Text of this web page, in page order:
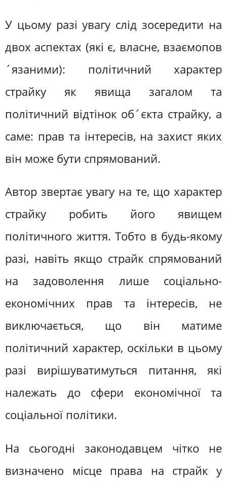
У цьому разі увагу слід зосередити на
двох аспектах (які є, власне, взаємопов
´язаними): політичний характер
страйку як явища загалом та
політичний відтінок об´єкта страйку, а
саме: прав та інтересів, на захист яких
він може бути спрямований.
Автор звертає увагу на те, що характер
страйку робить його явищем
політичного життя. Тобто в будь-якому
разі, навіть якщо страйк спрямований
на задоволення лише соціально-
економічних прав та інтересів, не
виключається, що він матиме
політичний характер, оскільки в цьому
разі вирішуватимуться питання, які
належать до сфери економічної та
соціальної політики.
На сьогодні законодавцем чітко не
визначено місце права на страйк у